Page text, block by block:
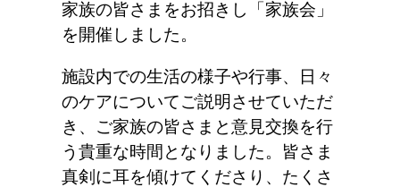
家族の皆さまをお招きし「家族会」
を開催しました。
施設内での生活の様子や行事、日々
のケアについてご説明させていただ
き、ご家族の皆さまと意見交換を行
う貴重な時間となりました。皆さま
真剣に耳を傾けてくださり、たくさ